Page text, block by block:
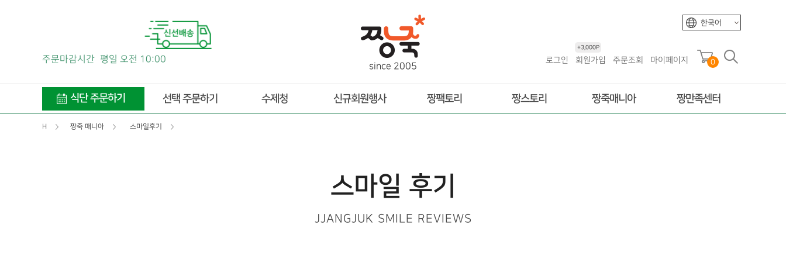
한국어
주문마감시간 평일 오전 10:00
since 2005
로그인 회원가입
+3,000P
주문조회 마이페이지 0
식단 주문하기 선택 주문하기 수제청 신규회원행사 짱팩토리 짱스토리 짱죽매니아 짱만족센터
H 짱죽 매니아 스마일후기
스마일 후기
JJANGJUK SMILE REVIEWS